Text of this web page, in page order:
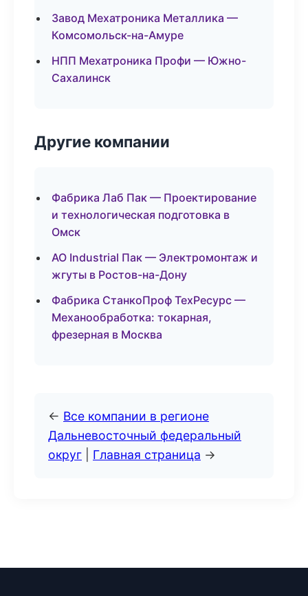
Завод Мехатроника Металлика —
Комсомольск-на-Амуре
НПП Мехатроника Профи — Южно-
Сахалинск
Другие компании
Фабрика Лаб Пак — Проектирование
и технологическая подготовка в
Омск
АО Industrial Пак — Электромонтаж и
жгуты в Ростов-на-Дону
Фабрика СтанкоПроф ТехРесурс —
Механообработка: токарная,
фрезерная в Москва
← Все компании в регионе
Дальневосточный федеральный
округ
Главная страница →